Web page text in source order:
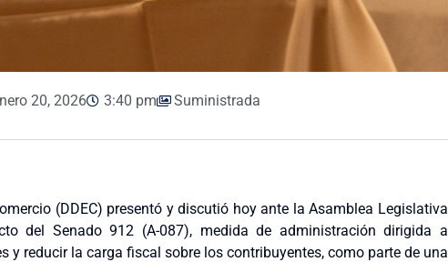
20, 2026 3:40 pm Suministrada
(DDEC) presentó y discutió hoy ante la Asamblea Legislativa
del Senado 912 (A-087), medida de administración dirigida a
reducir la carga fiscal sobre los contribuyentes, como parte de una